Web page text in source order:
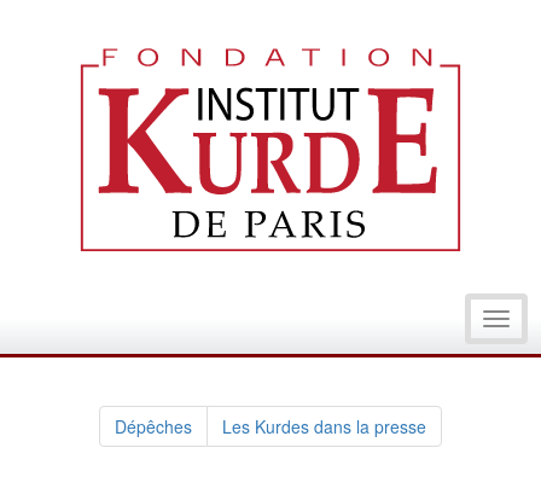
Dépêches Les Kurdes dans la presse